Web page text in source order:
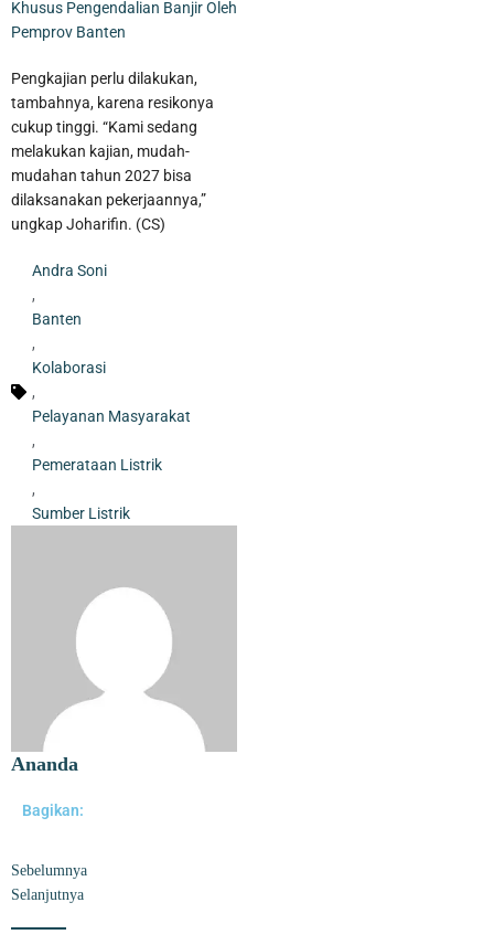
Khusus Pengendalian Banjir Oleh
Pemprov Banten
Pengkajian perlu dilakukan,
tambahnya, karena resikonya
cukup tinggi. “Kami sedang
melakukan kajian, mudah-
mudahan tahun 2027 bisa
dilaksanakan pekerjaannya,”
ungkap Joharifin. (CS)
Andra Soni
,
Banten
,
Kolaborasi
,
Pelayanan Masyarakat
,
Pemerataan Listrik
,
Sumber Listrik
Ananda
Bagikan:
Sebelumnya
Selanjutnya